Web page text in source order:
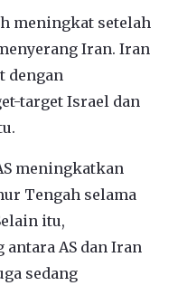
meningkat setelah
Iran. Iran
dengan
target Israel dan
meningkatkan
Tengah selama
itu,
AS dan Iran
sedang